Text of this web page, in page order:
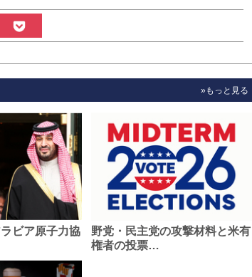
»もっと見る
ビア原子力協
野党・民主党の攻撃材料と米有
権者の投票…